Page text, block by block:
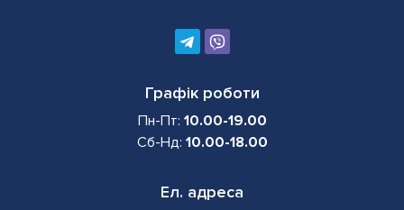
Графік роботи
Пн-Пт: 10.00-19.00
Сб-Нд: 10.00-18.00
Ел. адреса